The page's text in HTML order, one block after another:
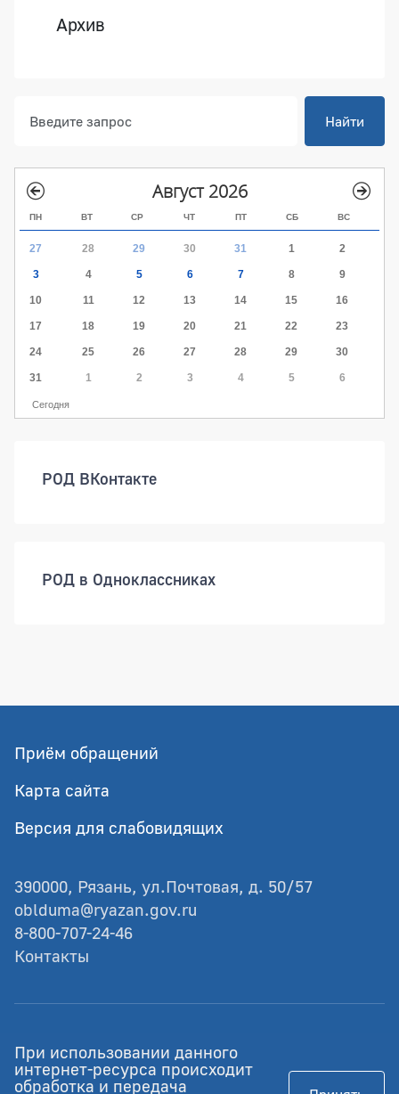
Архив
Найти
Август 2026
ПН ВТ СР ЧТ ПТ СБ ВС
27 28 29 30 31 1 2
3 4 5 6 7 8 9
10 11 12 13 14 15 16
17 18 19 20 21 22 23
24 25 26 27 28 29 30
31 1 2 3 4 5 6
Сегодня
РОД ВКонтакте
РОД в Одноклассниках
Приём обращений
Карта сайта
Версия для слабовидящих
390000, Рязань, ул.Почтовая, д. 50/57
oblduma@ryazan.gov.ru
8-800-707-24-46
Контакты
© Рязанская областная Дума
Разработка - GIANIT.ru
При использовании данного
интернет-ресурса происходит
обработка и передача